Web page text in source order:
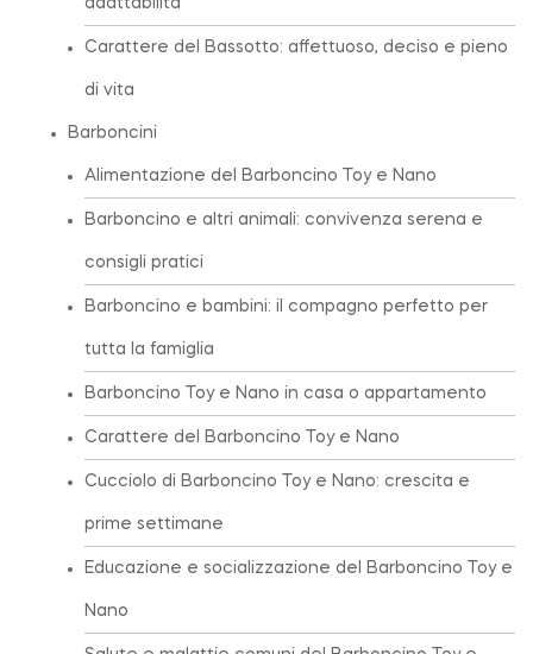
adattabilità
Carattere del Bassotto: affettuoso, deciso e pieno
di vita
Barboncini
Alimentazione del Barboncino Toy e Nano
Barboncino e altri animali: convivenza serena e
consigli pratici
Barboncino e bambini: il compagno perfetto per
tutta la famiglia
Barboncino Toy e Nano in casa o appartamento
Carattere del Barboncino Toy e Nano
Cucciolo di Barboncino Toy e Nano: crescita e
prime settimane
Educazione e socializzazione del Barboncino Toy e
Nano